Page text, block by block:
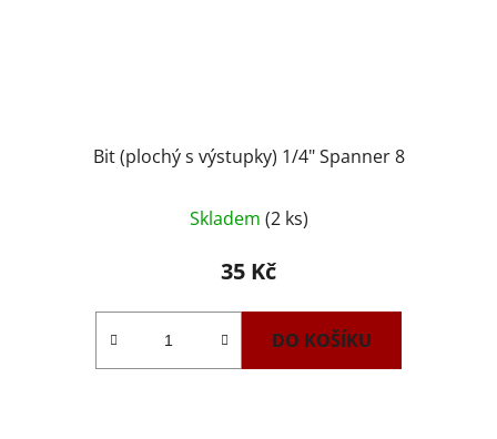
Bit (plochý s výstupky) 1/4" Spanner 8
Skladem (2 ks)
35 Kč
DO KOŠÍKU